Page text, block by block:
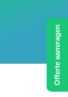
Offerte aanvragen